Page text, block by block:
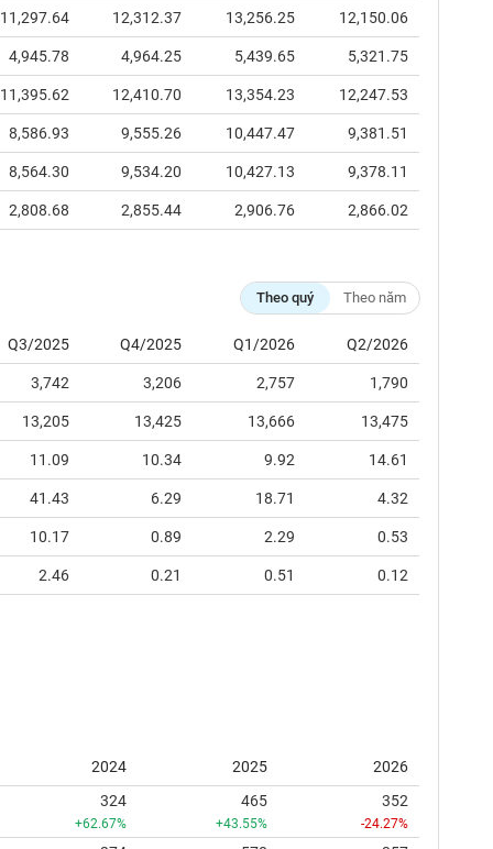
11,297.64 12,312.37 13,256.25 12,150.06
4,945.78 4,964.25 5,439.65 5,321.75
11,395.62 12,410.70 13,354.23 12,247.53
8,586.93 9,555.26 10,447.47 9,381.51
8,564.30 9,534.20 10,427.13 9,378.11
2,808.68 2,855.44 2,906.76 2,866.02
Theo quý Theo năm
Q3/2025 Q4/2025 Q1/2026 Q2/2026
3,742 3,206 2,757 1,790
13,205 13,425 13,666 13,475
11.09 10.34 9.92 14.61
41.43 6.29 18.71 4.32
10.17 0.89 2.29 0.53
2.46 0.21 0.51 0.12
2024 2025
2026
324
+62.67%
465
+43.55%
352
-24.27%